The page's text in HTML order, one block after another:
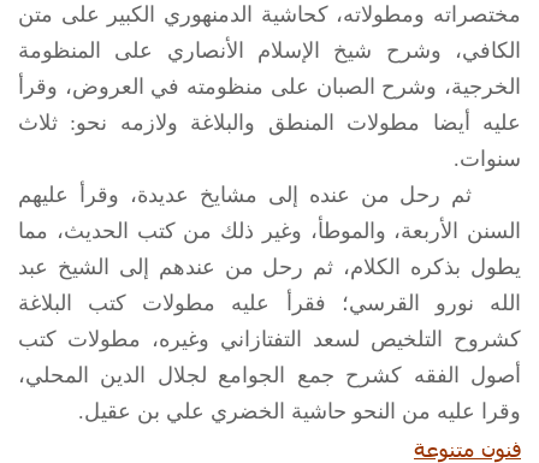
مختصراته ومطولاته، كحاشية الدمنهوري الكبير على متن
الكافي، وشرح شيخ الإسلام الأنصاري على المنظومة
الخرجية، وشرح الصبان على منظومته في العروض، وقرأ
عليه أيضا مطولات المنطق والبلاغة ولازمه نحو: ثلاث
سنوات.
ثم رحل من عنده إلى مشايخ عديدة، وقرأ عليهم
السنن الأربعة، والموطأ، وغير ذلك من كتب الحديث، مما
يطول بذكره الكلام، ثم رحل من عندهم إلى الشيخ عبد
الله نورو القرسي؛ فقرأ عليه مطولات كتب البلاغة
كشروح التلخيص لسعد التفتازاني وغيره، مطولات كتب
أصول الفقه كشرح جمع الجوامع لجلال الدين المحلي،
وقرا عليه من النحو حاشية الخضري علي بن عقيل.
فنون متنوعة